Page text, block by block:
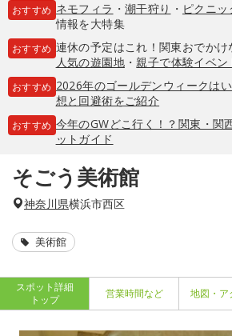
おすすめ ネモフィラ ・ 潮干狩り ・ ピクニッ
情報を大特集
おすすめ 連休の予定はこれ！関東おでかけ
人気の遊園地・親子で体験イベン
おすすめ 2026年のゴールデンウィークは
想と回避術をご紹介
おすすめ 今年のGWどこ行く！？関東・関
ットガイド
そごう美術館
神奈川県横浜市西区
美術館
スポット詳細
トップ
営業時間など 地図・ア